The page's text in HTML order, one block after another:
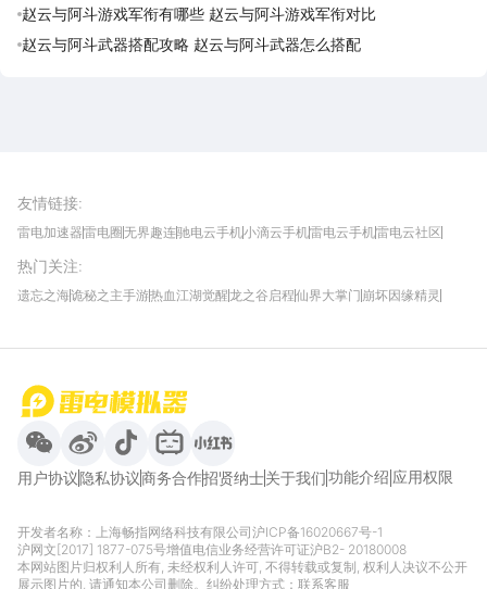
赵云与阿斗游戏军衔有哪些 赵云与阿斗游戏军衔对比
赵云与阿斗武器搭配攻略 赵云与阿斗武器怎么搭配
友情链接:
雷电加速器雷电圈无界趣连驰电云手机小滴云手机雷电云手机雷电云社区
我爱vr网华军软件园
热门关注:
遗忘之海诡秘之主手游热血江湖觉醒龙之谷启程仙界大掌门 崩坏因缘精灵
用户协议隐私协议商务合作招贤纳士关于我们功能介绍 应用权限
开发者名称：上海畅指网络科技有限公司沪ICP备16020667号-1
沪网文[2017] 1877-075号增值电信业务经营许可证沪B2- 20180008
本网站图片归权利人所有, 未经权利人许可, 不得转载或复制, 权利人决议不公开
展示图片的, 请通知本公司删除。纠纷处理方式： 联系客服
首页
微信
微博 抖音 哔哩哔哩